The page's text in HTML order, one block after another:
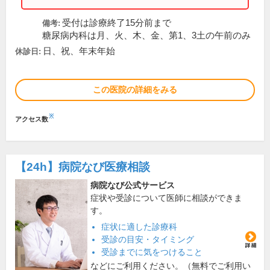
備考: 受付は診療終了15分前まで
糖尿病内科は月、火、木、金、第1、3土の午前のみ
休診日: 日、祝、年末年始
この医院の詳細をみる
アクセス数※
【24h】 病院なび医療相談
病院なび公式サービス
症状や受診について医師に相談ができま
す。
症状に適した診療科
受診の目安・タイミング
受診までに気をつけること
などにご利用ください。（無料でご利用い